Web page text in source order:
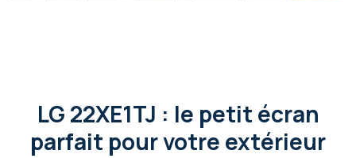
LG 22XE1TJ : le petit écran
parfait pour votre extérieur